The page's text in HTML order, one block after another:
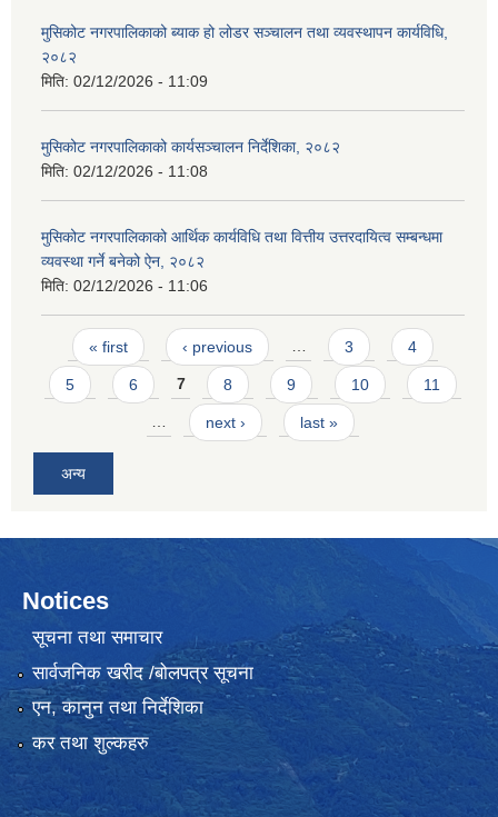
मुसिकोट नगरपालिकाको ब्याक हो लोडर सञ्चालन तथा व्यवस्थापन कार्यविधि,
२०८२
मिति: 02/12/2026 - 11:09
मुसिकोट नगरपालिकाको कार्यसञ्चालन निर्देशिका, २०८२
मिति: 02/12/2026 - 11:08
मुसिकोट नगरपालिकाको आर्थिक कार्यविधि तथा वित्तीय उत्तरदायित्व सम्बन्धमा
व्यवस्था गर्ने बनेको ऐन, २०८२
मिति: 02/12/2026 - 11:06
Pages
« first ‹ previous … 3 4
5 6 7 8 9 10 11
… next › last »
अन्य
Notices
सूचना तथा समाचार
सार्वजनिक खरीद /बोलपत्र सूचना
एन, कानुन तथा निर्देशिका
कर तथा शुल्कहरु